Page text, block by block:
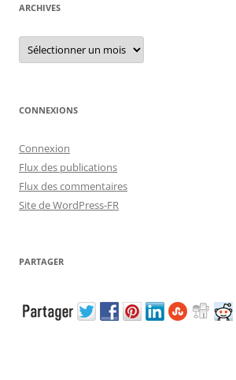
ARCHIVES
Archives
CONNEXIONS
Connexion
Flux des publications
Flux des commentaires
Site de WordPress-FR
PARTAGER